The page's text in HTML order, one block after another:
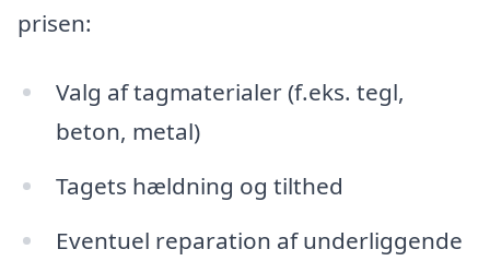
prisen:
Valg af tagmaterialer (f.eks. tegl,
beton, metal)
Tagets hældning og tilthed
Eventuel reparation af underliggende